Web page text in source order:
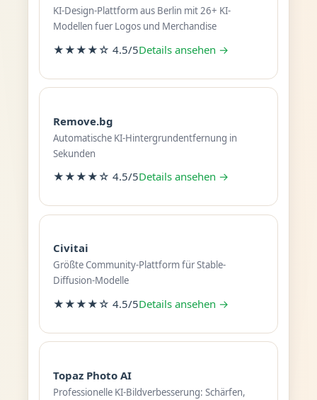
KI-Design-Plattform aus Berlin mit 26+ KI-
Modellen fuer Logos und Merchandise
★★★★☆ 4.5/5Details ansehen →
Remove.bg
Automatische KI-Hintergrundentfernung in
Sekunden
★★★★☆ 4.5/5Details ansehen →
Civitai
Größte Community-Plattform für Stable-
Diffusion-Modelle
★★★★☆ 4.5/5Details ansehen →
Topaz Photo AI
Professionelle KI-Bildverbesserung: Schärfen,